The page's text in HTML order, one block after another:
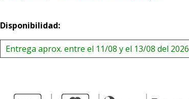
Disponibilidad:
Entrega aprox. entre el 11/08 y el 13/08 del 2026